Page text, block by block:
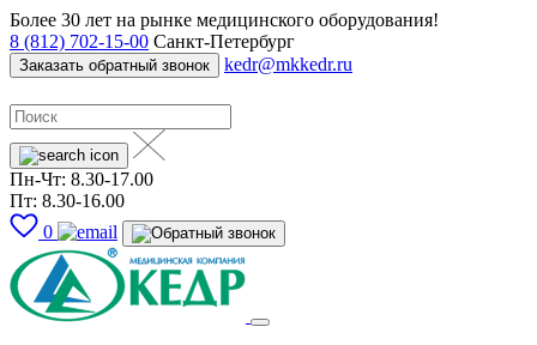
Более 30 лет на рынке медицинского оборудования!
8 (812) 702-15-00 Санкт-Петербург
Заказать обратный звонок kedr@mkkedr.ru
Пн-Чт: 8.30-17.00
Пт: 8.30-16.00
0